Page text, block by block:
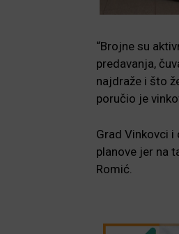
“Brojne su
predavanja,
najdraže i što
poručio je
Grad Vinkovci
planove jer na
Romić.